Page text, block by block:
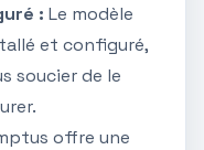
: Le modèle
et configuré,
soucier de le
offre une